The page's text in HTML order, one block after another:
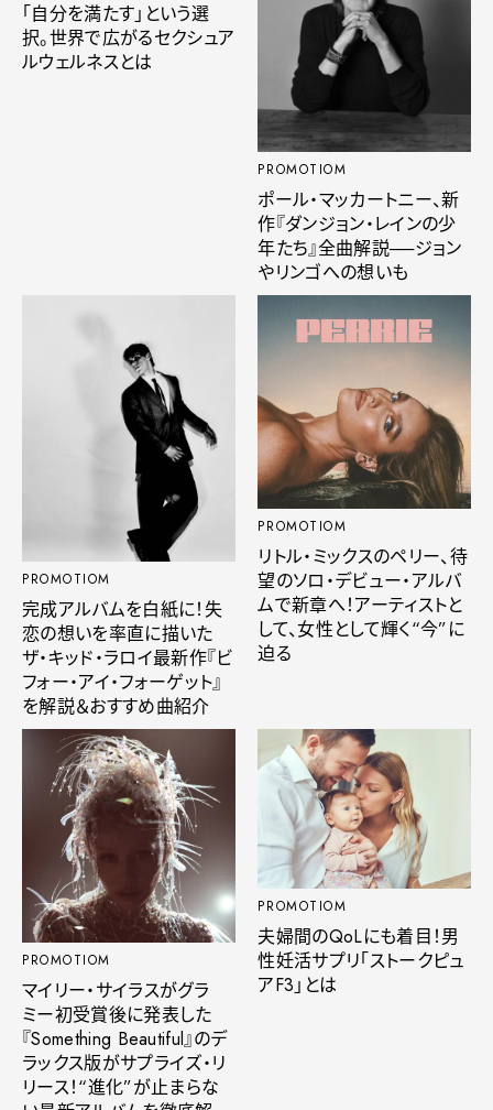
「自分を満たす」という選
択。世界で広がるセクシュア
ルウェルネスとは
PROMOTIOM
ポール・マッカートニー、新
作『ダンジョン・レインの少
年たち』全曲解説──ジョン
やリンゴへの想いも
PROMOTIOM
完成アルバムを白紙に！失
恋の想いを率直に描いた
ザ・キッド・ラロイ最新作『ビ
フォー・アイ・フォーゲット』
を解説＆おすすめ曲紹介
PROMOTIOM
リトル・ミックスのペリー、待
望のソロ・デビュー・アルバ
ムで新章へ！アーティストと
して、女性として輝く“今”に
迫る
PROMOTIOM
マイリー・サイラスがグラ
ミー初受賞後に発表した
『Something Beautiful』のデ
ラックス版がサプライズ・リ
リース！“進化”が止まらな
PROMOTIOM
夫婦間のQoLにも着目！男
性妊活サプリ「ストークピュ
アF3」とは